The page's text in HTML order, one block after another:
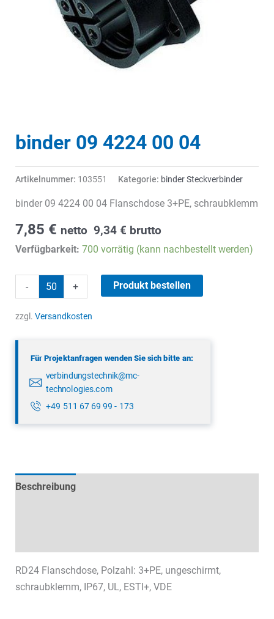
binder 09 4224 00 04
Artikelnummer: 103551 Kategorie: binder Steckverbinder
binder 09 4224 00 04 Flanschdose 3+PE, schraubklemm
7,85 € netto 9,34 € brutto
Verfügbarkeit: 700 vorrätig (kann nachbestellt werden)
-
09
4224
+ Produkt bestellen
zzgl. Versandkosten
Für Projektanfragen wenden Sie sich bitte an:
verbindungstechnik@mc-
technologies.com
+49 511 67 69 99 - 173
Beschreibung
RD24 Flanschdose, Polzahl: 3+PE, ungeschirmt,
schraubklemm, IP67, UL, ESTI+, VDE